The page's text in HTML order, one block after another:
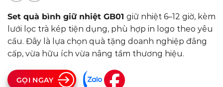
Set quà bình giữ nhiệt GB01 giữ nhiệt 6–12 giờ, kèm
lưới lọc trà kép tiện dụng, phù hợp in logo theo yêu
cầu. Đây là lựa chọn quà tặng doanh nghiệp đẳng
cấp, vừa hữu ích vừa nâng tầm thương hiệu.
GỌI NGAY